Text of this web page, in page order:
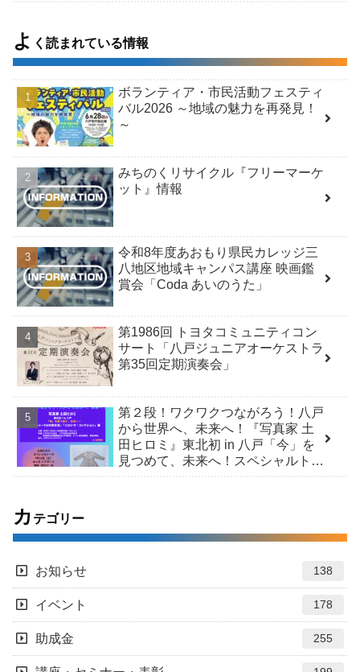
よ く読まれている情報
ボランティア・市民活動フェスティ
バル2026 ～地域の魅力を再発見！
～
みちのくリサイクル『フリーマーケ
ット』情報
令和8年度あおもり県民カレッジ三
八地区地域キャンパス講座 映画鑑
賞会「Coda あいのうた」
第1986回 トヨタコミュニティコン
サート「八戸ジュニアオーケストラ
第35回定期演奏会」
第２段！ワクワクつながろう！八戸
から世界へ、未来へ！『写真家 土
田ヒロミ』東北初 in 八戸「今」を
見つめて、未来へ！スペシャルトー
カ テゴリー
お知らせ 138
イベント 178
助成金 255